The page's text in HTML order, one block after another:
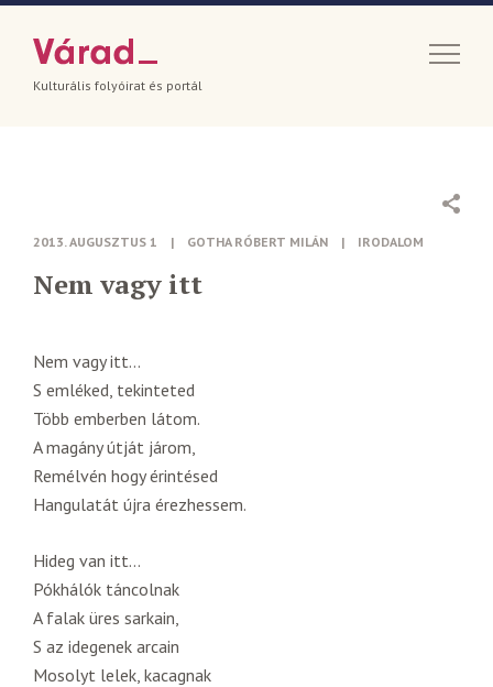
Kulturális folyóirat és portál
2013. AUGUSZTUS 1 | GOTHA RÓBERT MILÁN | IRODALOM
Nem vagy itt
Nem vagy itt…
S emléked, tekinteted
Több emberben látom.
A magány útját járom,
Remélvén hogy érintésed
Hangulatát újra érezhessem.
Hideg van itt…
Pókhálók táncolnak
A falak üres sarkain,
S az idegenek arcain
Mosolyt lelek, kacagnak